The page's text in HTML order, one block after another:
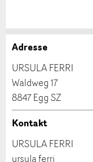
Anzeige
Ihr Feedback
Allgemeines
Anzeige nicht
Anzeige
Anzeige
Empfehlen Sie
Adresse
URSULA FERRI
Waldweg 17
8847 Egg SZ
Kontakt
URSULA FERRI
ursula ferri